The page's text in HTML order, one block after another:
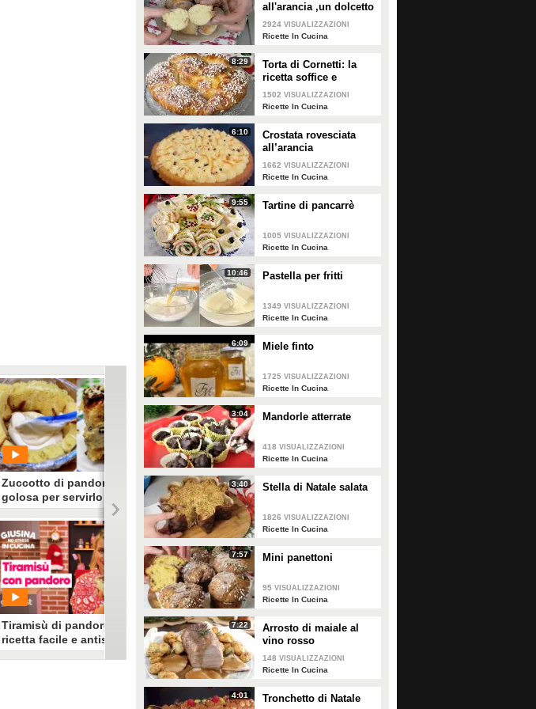
all'arancia ,un dolcetto
perfetto per il
carnevale Ricetta facile
2924 VISUALIZZAZIONI
Ricette In Cucina
8:29
Torta di Cornetti: la
ricetta soffice e
profumata per una
colazione speciale 🥐
1502 VISUALIZZAZIONI
Ricette In Cucina
6:10
Crostata rovesciata
all’arancia
1662 VISUALIZZAZIONI
Ricette In Cucina
9:55 Tartine di pancarrè
1005 VISUALIZZAZIONI
Ricette In Cucina
10:46 Pastella per fritti
1349 VISUALIZZAZIONI
Ricette In Cucina
6:09 Miele finto
1725 VISUALIZZAZIONI
Ricette In Cucina
3:04 Mandorle atterrate
418 VISUALIZZAZIONI
Ricette In Cucina
3:40 Stella di Natale salata
1826 VISUALIZZAZIONI
Ricette In Cucina
7:57 Mini panettoni
95 VISUALIZZAZIONI
Ricette In Cucina
7:22
Arrosto di maiale al
vino rosso
148 VISUALIZZAZIONI
Ricette In Cucina
4:01 Tronchetto di Natale
Zuccotto di pandoro: l'idea
golosa per servirlo ai tuoi
ospiti
PLAY
2931• diRicette In Cucina
Tiramisù di pandoro: la
ricetta facile e antispreco
per riciclare il pandoro
Tiramisù al pandoro
PLAY
1024• diEasy Gourmet
Pandoromisù: il tiramisù al
pandoro perfetto come
dolce per le feste di Natale!
PLAY
Tiramisù di pandoro al